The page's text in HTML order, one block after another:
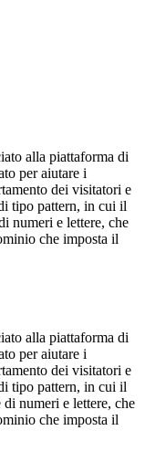
alla piattaforma di
per aiutare i
dei visitatori e
tipo pattern, in cui il
numeri e lettere, che
che imposta il
alla piattaforma di
per aiutare i
dei visitatori e
tipo pattern, in cui il
di numeri e lettere, che
che imposta il